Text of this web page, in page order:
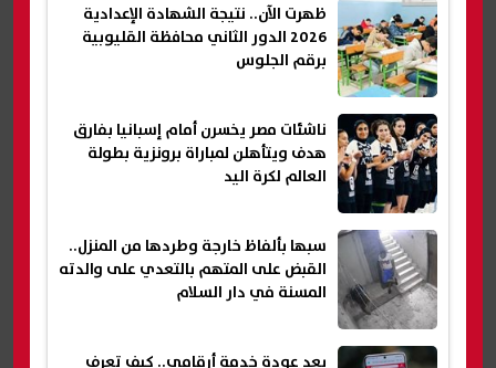
ظهرت الآن.. نتيجة الشهادة الإعدادية
2026 الدور الثاني محافظة القليوبية
برقم الجلوس
ناشئات مصر يخسرن أمام إسبانيا بفارق
هدف ويتأهلن لمباراة برونزية بطولة
العالم لكرة اليد
سبها بألفاظ خارجة وطردها من المنزل..
القبض على المتهم بالتعدي على والدته
المسنة في دار السلام
بعد عودة خدمة أرقامي.. كيف تعرف